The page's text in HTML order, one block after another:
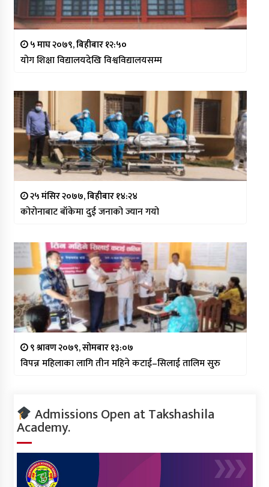
५ माघ २०७९, बिहीबार १२:५०
योग शिक्षा विद्यालयदेखि विश्वविद्यालयसम्म
२५ मंसिर २०७७, बिहीबार १४:२४
कोरोनाबाट बाँकेमा दुई जनाको ज्यान गयो
९ श्रावण २०७९, सोमबार १३:०७
विपन्न महिलाका लागि तीन महिने कटाई–सिलाई तालिम सुरु
Admissions Open at Takshashila
Academy.